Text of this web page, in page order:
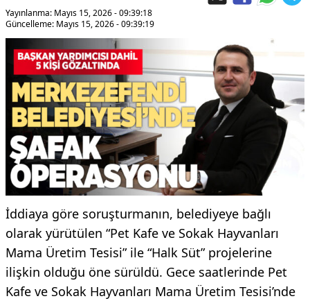
Yayınlanma: Mayıs 15, 2026 - 09:39:18
Güncelleme: Mayıs 15, 2026 - 09:39:19
İddiaya göre soruşturmanın, belediyeye bağlı
olarak yürütülen “Pet Kafe ve Sokak Hayvanları
Mama Üretim Tesisi” ile “Halk Süt” projelerine
ilişkin olduğu öne sürüldü. Gece saatlerinde Pet
Kafe ve Sokak Hayvanları Mama Üretim Tesisi’nde